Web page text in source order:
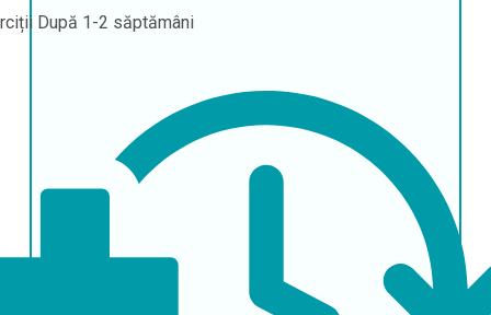
După 1-2 săptămâni